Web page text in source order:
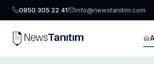
0850 305 22 41 info@newstanitim.com